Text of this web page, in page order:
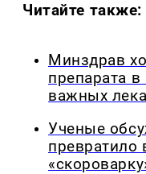
Читайте также:
Минздрав
препарата
важных
Ученые